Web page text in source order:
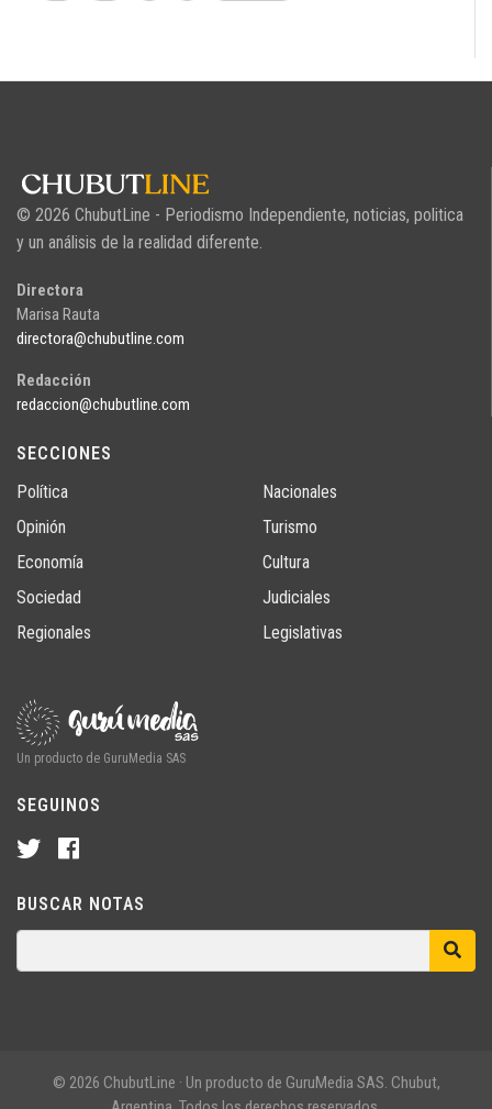
© 2026 ChubutLine - Periodismo Independiente, noticias, politica
y un análisis de la realidad diferente.
Directora
Marisa Rauta
directora@chubutline.com
Redacción
redaccion@chubutline.com
SECCIONES
Política
Opinión
Economía
Sociedad
Regionales
Nacionales
Turismo
Cultura
Judiciales
Legislativas
Un producto de GuruMedia SAS
SEGUINOS
BUSCAR NOTAS
© 2026 ChubutLine · Un producto de GuruMedia SAS. Chubut,